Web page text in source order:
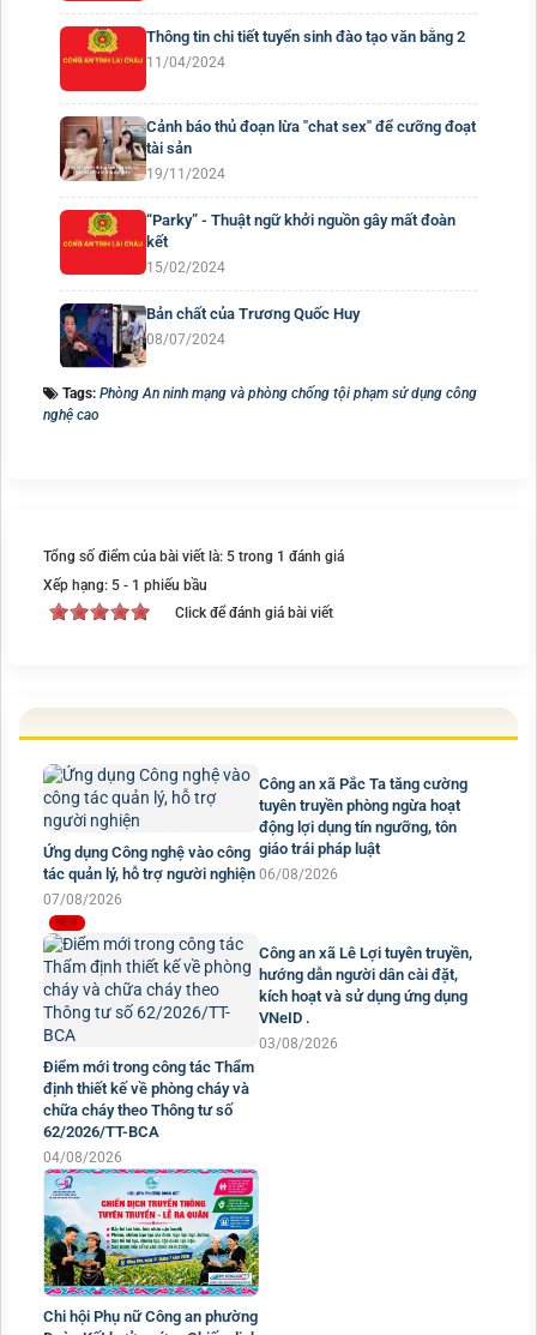
Thông tin chi tiết tuyển sinh đào tạo văn bằng 2
11/04/2024
Cảnh báo thủ đoạn lừa "chat sex" để cưỡng đoạt
tài sản
19/11/2024
“Parky” - Thuật ngữ khởi nguồn gây mất đoàn
kết
15/02/2024
Bản chất của Trương Quốc Huy
08/07/2024
Tags: Phòng An ninh mạng và phòng chống tội phạm sử dụng công
nghệ cao
Tổng số điểm của bài viết là: 5 trong 1 đánh giá
Xếp hạng: 5 - 1 phiếu bầu
Click để đánh giá bài viết
Ứng dụng Công nghệ vào công
tác quản lý, hỗ trợ người nghiện
07/08/2026
Công an xã Pắc Ta tăng cường
tuyên truyền phòng ngừa hoạt
động lợi dụng tín ngưỡng, tôn
giáo trái pháp luật
06/08/2026
Điểm mới trong công tác Thẩm
định thiết kế về phòng cháy và
chữa cháy theo Thông tư số
62/2026/TT-BCA
04/08/2026
Công an xã Lê Lợi tuyên truyền,
Chi hội Phụ nữ Công an phường